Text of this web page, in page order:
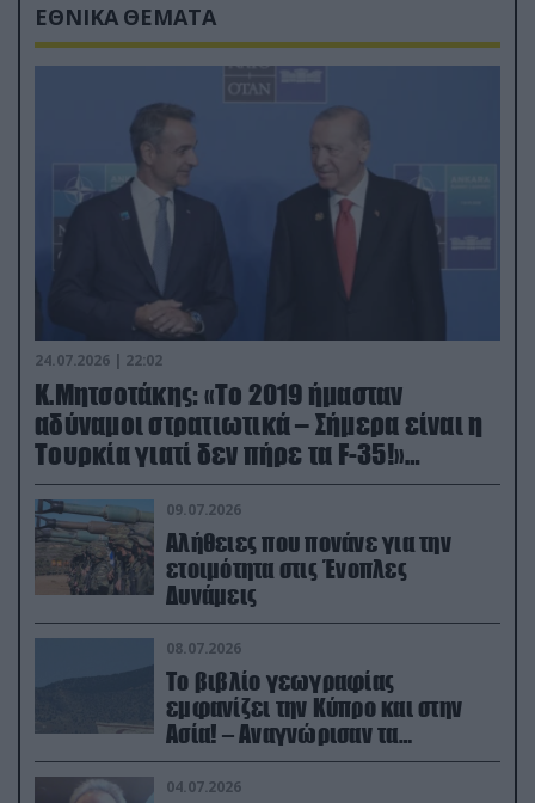
ΕΘΝΙΚΑ ΘΕΜΑΤΑ
24.07.2026 | 22:02
Κ.Μητσοτάκης: «Το 2019 ήμασταν
αδύναμοι στρατιωτικά – Σήμερα είναι η
Τουρκία γιατί δεν πήρε τα F-35!»
(βίντεο)
09.07.2026
Αλήθειες που πονάνε για την
ετοιμότητα στις Ένοπλες
Δυνάμεις
08.07.2026
Το βιβλίο γεωγραφίας
εμφανίζει την Κύπρο και στην
Ασία! – Αναγνώρισαν τα
κατεχόμενα; (φωτο)
04.07.2026